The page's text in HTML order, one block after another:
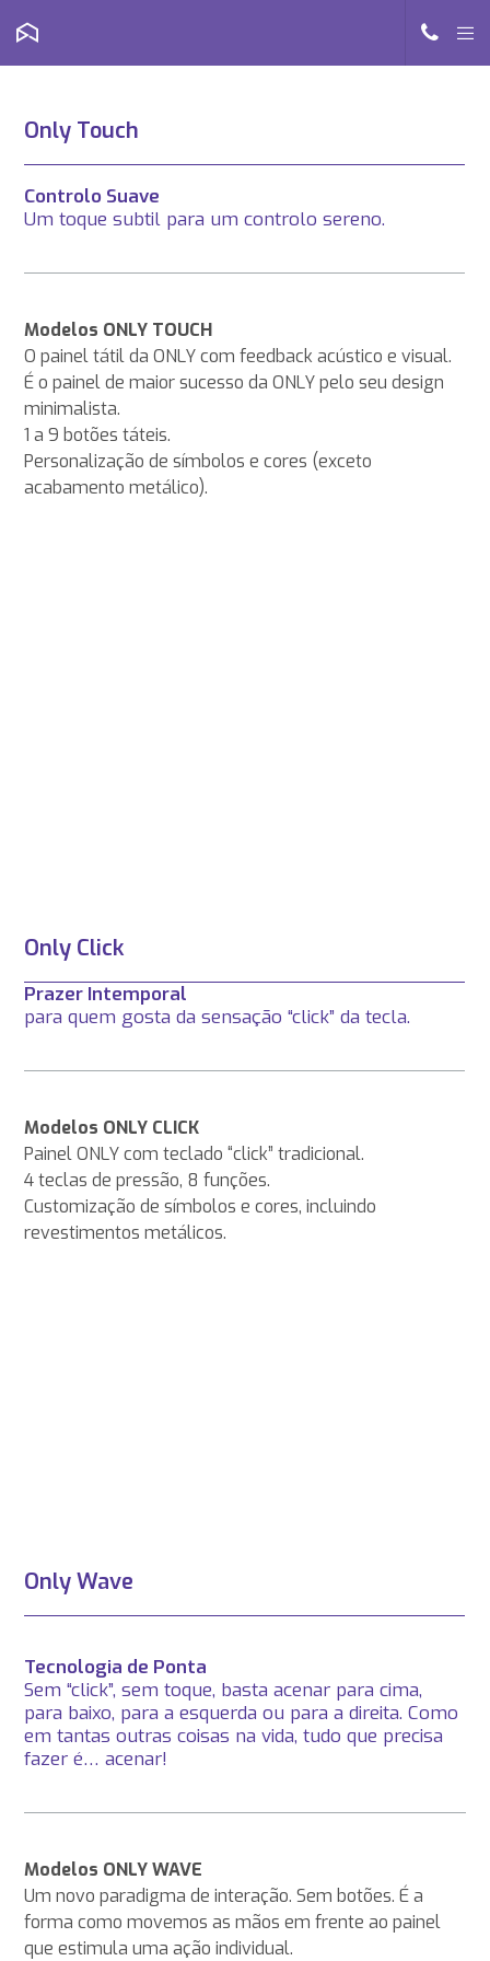
Only Touch
Controlo Suave
Um toque subtil para um controlo sereno.
Modelos ONLY TOUCH
O painel tátil da ONLY com feedback acústico e visual.
É o painel de maior sucesso da ONLY pelo seu design
minimalista.
1 a 9 botões táteis.
Personalização de símbolos e cores (exceto
acabamento metálico).
Only Click
Prazer Intemporal
para quem gosta da sensação “click” da tecla.
Modelos ONLY CLICK
Painel ONLY com teclado “click” tradicional.
4 teclas de pressão, 8 funções.
Customização de símbolos e cores, incluindo
revestimentos metálicos.
Only Wave
Tecnologia de Ponta
Sem “click”, sem toque, basta acenar para cima,
para baixo, para a esquerda ou para a direita. Como
em tantas outras coisas na vida, tudo que precisa
fazer é… acenar!
Modelos ONLY WAVE
Um novo paradigma de interação. Sem botões. É a
forma como movemos as mãos em frente ao painel
que estimula uma ação individual.